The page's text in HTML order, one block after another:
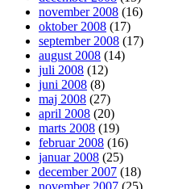
november 2008 (16)
oktober 2008 (17)
september 2008 (17)
august 2008 (14)
juli 2008 (12)
juni 2008 (8)
maj 2008 (27)
april 2008 (20)
marts 2008 (19)
februar 2008 (16)
januar 2008 (25)
december 2007 (18)
november 2007 (25)